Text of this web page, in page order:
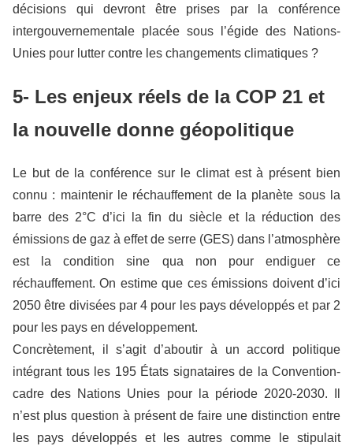
décisions qui devront être prises par la conférence
intergouvernementale placée sous l’égide des Nations-
Unies pour lutter contre les changements climatiques ?
5- Les enjeux réels de la COP 21 et
la nouvelle donne géopolitique
Le but de la conférence sur le climat est à présent bien
connu : maintenir le réchauffement de la planète sous la
barre des 2°C d’ici la fin du siècle et la réduction des
émissions de gaz à effet de serre (GES) dans l’atmosphère
est la condition sine qua non pour endiguer ce
réchauffement. On estime que ces émissions doivent d’ici
2050 être divisées par 4 pour les pays développés et par 2
pour les pays en développement.
Concrètement, il s’agit d’aboutir à un accord politique
intégrant tous les 195 États signataires de la Convention-
cadre des Nations Unies pour la période 2020-2030. Il
n’est plus question à présent de faire une distinction entre
les pays développés et les autres comme le stipulait